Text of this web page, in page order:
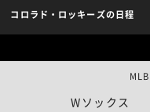
コロラド・ロッキーズの日程
Wソックス